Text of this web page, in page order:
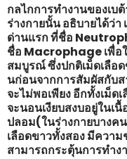
กลไกการทำงานของเ
ร่างกายนั้น อธิบายได้ว่า
ด่านแรก ที่ชื่อ
ชื่อ Macrophage เพื่อ
สมบูรณ์ ซึ่งปกติเม็ดเลือ
นก่อนจากการสัมผัสกับ
จะไม่พอเพียง อีกทั้งเม็
จะนอนเงียบสงบอยู่ในเ
ปลอม(ในร่างกายบางค
เลือดขาวทั้งสอง มีควา
สามารถกระตุ้นการทำง